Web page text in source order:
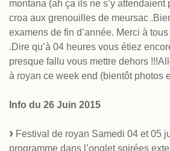
montana (ah ça ils ne s’y attendaient
croa aux grenouilles de meursac
examens de fin d’année. Merci à
.Dire qu’à 04 heures vous étiez
presque fallu vous mettre dehors
à royan ce week end (bientôt photos
Info du 26 Juin 2015
Festival de royan Samedi 04 et 05
programme dans l’onglet soirées